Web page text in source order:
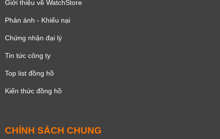
Giới thiệu về WatchStore
Phản ánh - Khiếu nại
Chứng nhận đại lý
Tin tức công ty
Top list đồng hồ
Kiến thức đồng hồ
CHÍNH SÁCH CHUNG